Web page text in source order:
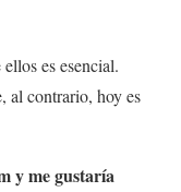
es esencial.
al contrario, hoy es
y me gustaría